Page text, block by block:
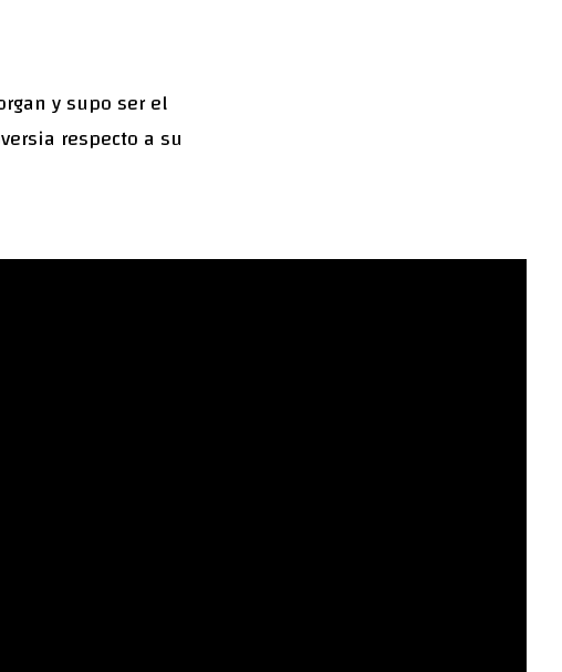
y supo ser el
respecto a su